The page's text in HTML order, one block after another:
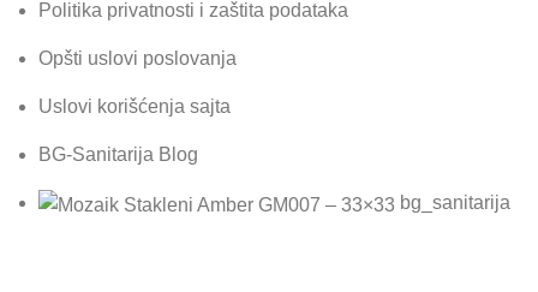
Politika privatnosti i zaštita podataka
Opšti uslovi poslovanja
Uslovi korišćenja sajta
BG-Sanitarija Blog
bg_sanitarija